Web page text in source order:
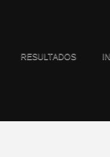
RESULTADOS